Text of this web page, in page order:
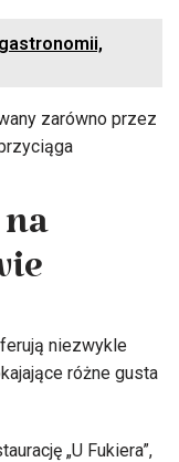
zarówno przez
niezwykle
różne gusta
„U Fukiera”,